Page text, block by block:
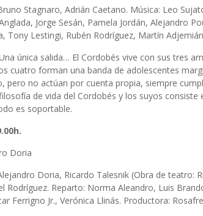
Stagnaro, Adrián Caetano. Música: Leo
Jorge Sesán, Pamela Jordán, Alejandro
Tony Lestingi, Rubén Rodríguez, Martín
única salida… El Cordobés vive con sus tres
cuatro forman una banda de adolescentes
pero no actúan por cuenta propia, siempre
de vida del Cordobés y los suyos consiste
es soportable.
Doria
Doria, Ricardo Talesnik (Obra de teatro:
Rodríguez. Reparto: Norma Aleandro, Luis
Ferrigno Jr., Verónica Llinás. Productora: